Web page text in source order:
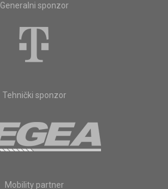
Generalni sponzor
Tehnički sponzor
Mobility partner